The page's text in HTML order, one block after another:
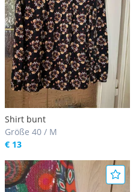
Shirt bunt
Größe 40 / M
€ 13